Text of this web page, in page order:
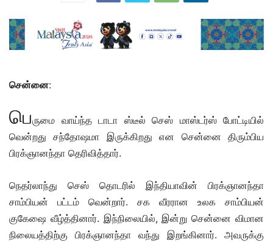
சென்னை:
பெருமை வாய்ந்த டாடா ஸ்டீல் செஸ் மாஸ்டர்ஸ் போட்டியில்
வென்றது சந்தோஷமா இருக்கிறது என சென்னை திரும்பிய
பிரக்ஞானந்தா தெரிவித்தார்.
நெதர்லாந்து செஸ் தொடரில் இந்தியாவின் பிரக்ஞானந்தா
சாம்பியன் பட்டம் வென்றார். சக வீரரான உலக சாம்பியன்
குகேஷை வீழ்த்தினார். இந்நிலையில், இன்று சென்னை விமான
நிலையத்திற்கு பிரக்ஞானந்தா வந்து இறங்கினார். அவருக்கு